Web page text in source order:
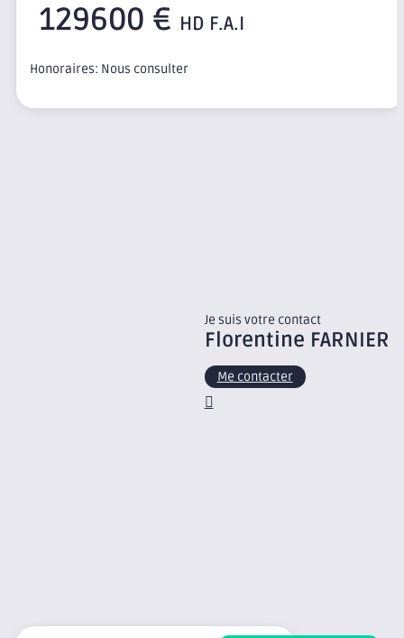
129600 € HD F.A.I
Honoraires: Nous consulter
Je suis votre contact
Florentine FARNIER
Me contacter